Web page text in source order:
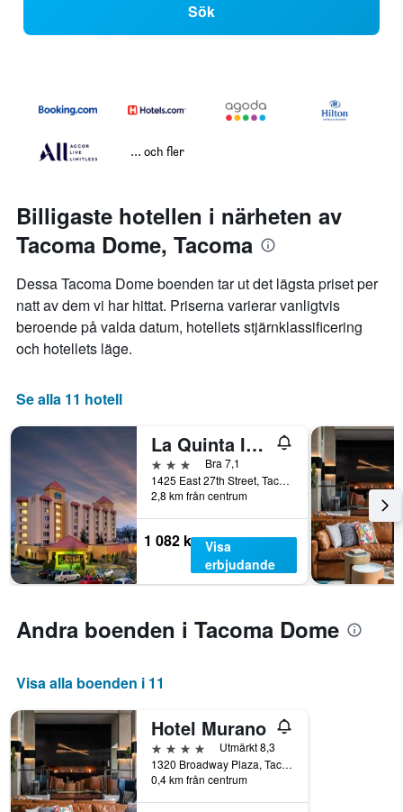
Sök
... och fler
Billigaste hotellen i närheten av
Tacoma Dome, Tacoma
Dessa Tacoma Dome boenden tar ut det lägsta priset per
natt av dem vi har hittat. Priserna varierar vanligtvis
beroende på valda datum, hotellets stjärnklassificering
och hotellets läge.
Se alla 11 hotell
La Quinta Inn & Suites by Wyndham Tacoma - Seattle
3 stjärnorBra 7,1
1425 East 27th Street, Tacoma, WA, USA
2,8 km från centrum
1 082 kr Visa
erbjudande
Andra boenden i Tacoma Dome
Visa alla boenden i 11
Hotel Murano
4 stjärnor
Utmärkt 8,3
1320 Broadway Plaza, Tacoma, WA, USA
0,4 km från centrum